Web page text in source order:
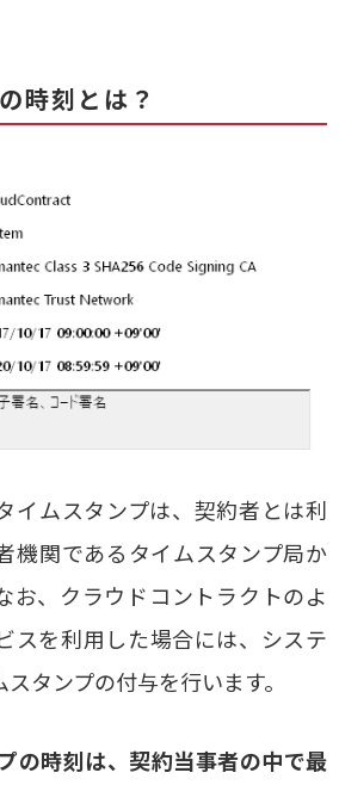
時刻とは？
イムスタンプは、契約者とは利
機関であるタイムスタンプ局か
お、クラウドコントラクトのよ
スを利用した場合には、システ
タンプの付与を行います。
の時刻は、契約当事者の中で最